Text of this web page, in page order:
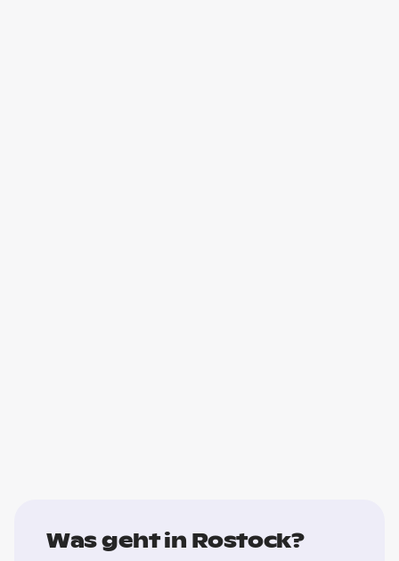
Was geht in Rostock?